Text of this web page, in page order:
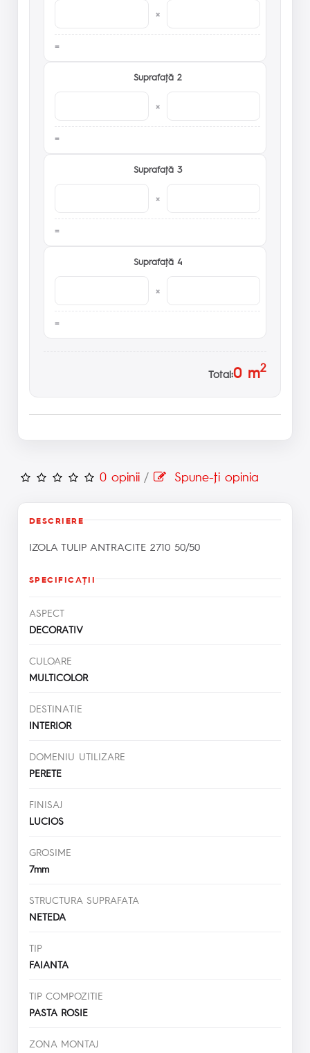
×
Suprafaţă 2
×
Suprafaţă 3
×
Suprafaţă 4
×
Total:0m2
0 opinii / Spune-ţi opinia
DESCRIERE
IZOLA TULIP ANTRACITE 2710 50/50
SPECIFICAŢII
ASPECT
DECORATIV
CULOARE
MULTICOLOR
DESTINATIE
INTERIOR
DOMENIU UTILIZARE
PERETE
FINISAJ
LUCIOS
GROSIME
7mm
STRUCTURA SUPRAFATA
NETEDA
TIP
FAIANTA
TIP COMPOZITIE
PASTA ROSIE
ZONA MONTAJ